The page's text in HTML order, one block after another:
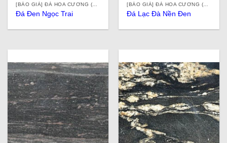
[BÁO GIÁ] ĐÁ HOA CƯƠNG (ĐÁ GRANITE) TỰ NHIÊN, NHÂN TẠO, ĐÁ ỐP LÁT Ở TPHCM
Đá Đen Ngọc Trai
[BÁO GIÁ] ĐÁ HOA CƯƠNG (ĐÁ GRANITE) TỰ NHIÊN, NHÂN TẠO, ĐÁ ỐP LÁT Ở TPHCM
Đá Lạc Đà Nền Đen